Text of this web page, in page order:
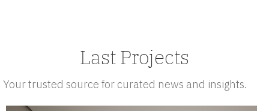
Last Projects
Your trusted source for curated news and insights.